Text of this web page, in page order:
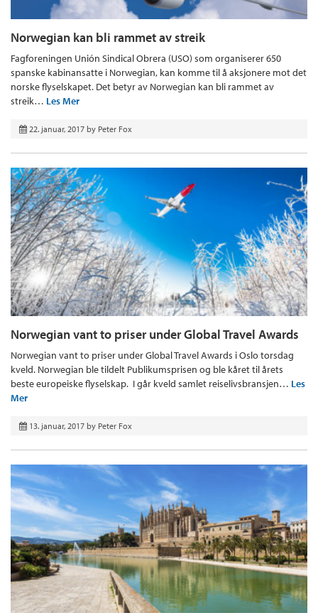
Norwegian kan bli rammet av streik
Fagforeningen Unión Sindical Obrera (USO) som organiserer 650
spanske kabinansatte i Norwegian, kan komme til å aksjonere mot det
norske flyselskapet. Det betyr av Norwegian kan bli rammet av
streik… Les Mer
22. januar, 2017 by Peter Fox
Norwegian vant to priser under Global Travel Awards
Norwegian vant to priser under Global Travel Awards i Oslo torsdag
kveld. Norwegian ble tildelt Publikumsprisen og ble kåret til årets
beste europeiske flyselskap. I går kveld samlet reiselivsbransjen… Les
Mer
13. januar, 2017 by Peter Fox